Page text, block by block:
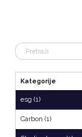
Kategorije
esg (1)
Carbon (1)